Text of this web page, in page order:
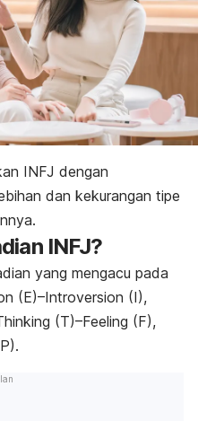
INFJ dengan
dan kekurangan tipe
INFJ?
yang mengacu pada
(E)–Introversion (I),
(T)–Feeling (F),